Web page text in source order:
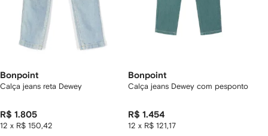
Bonpoint
Calça jeans reta Dewey
R$ 1.805
12 x R$ 150,42
Bonpoint
Calça jeans Dewey com pesponto
R$ 1.454
12 x R$ 121,17